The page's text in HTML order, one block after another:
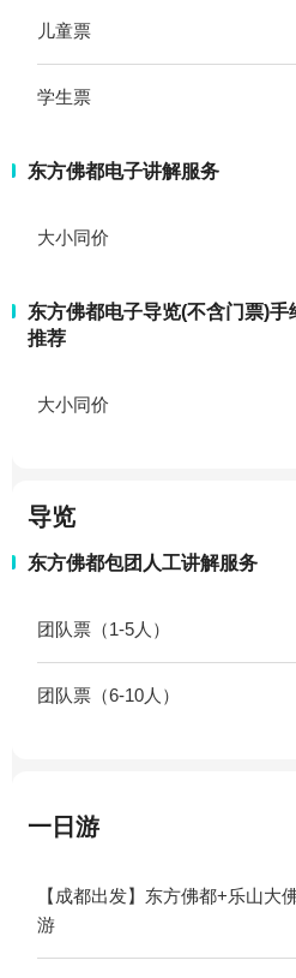
儿童票
学生票
东方佛都电子讲解服务
大小同价
东方佛都电子导览(不含门票)
推荐
大小同价
导览
东方佛都包团人工讲解服务
团队票（1-5人）
团队票（6-10人）
一日游
【成都出发】东方佛都+乐山大
游